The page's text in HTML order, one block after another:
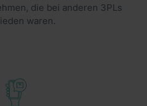
die bei anderen 3PLs
waren.